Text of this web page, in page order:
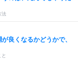
法
良くなるかどうかで、